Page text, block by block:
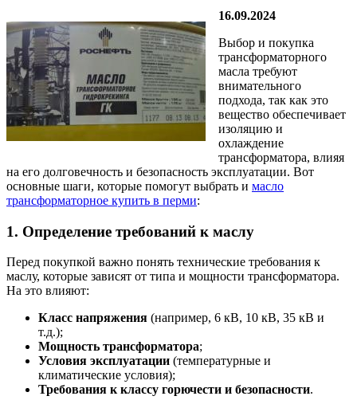
16.09.2024
Выбор и покупка
трансформаторного
масла требуют
внимательного
подхода, так как это
вещество обеспечивает
изоляцию и
охлаждение
трансформатора, влияя
на его долговечность и безопасность эксплуатации. Вот
основные шаги, которые помогут выбрать и масло
трансформаторное купить в перми:
1. Определение требований к маслу
Перед покупкой важно понять технические требования к
маслу, которые зависят от типа и мощности трансформатора.
На это влияют:
Класс напряжения (например, 6 кВ, 10 кВ, 35 кВ и
т.д.);
Мощность трансформатора;
Условия эксплуатации (температурные и
климатические условия);
Требования к классу горючести и безопасности.